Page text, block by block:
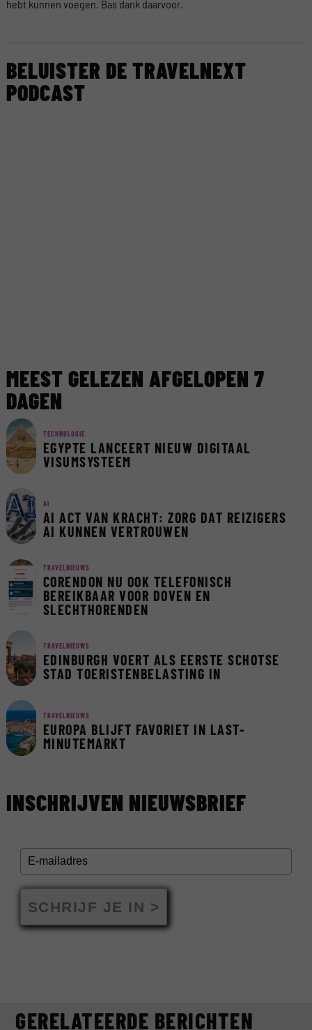
hebt kunnen voegen. Bas dank daarvoor.
BELUISTER DE TRAVELNEXT
PODCAST
MEEST GELEZEN AFGELOPEN 7
DAGEN
TECHNOLOGIE
EGYPTE LANCEERT NIEUW DIGITAAL
VISUMSYSTEEM
AI
AI ACT VAN KRACHT: ZORG DAT REIZIGERS
AI KUNNEN VERTROUWEN
TRAVELNIEUWS
CORENDON NU OOK TELEFONISCH
BEREIKBAAR VOOR DOVEN EN
SLECHTHORENDEN
TRAVELNIEUWS
EDINBURGH VOERT ALS EERSTE SCHOTSE
STAD TOERISTENBELASTING IN
TRAVELNIEUWS
EUROPA BLIJFT FAVORIET IN LAST-
MINUTEMARKT
INSCHRIJVEN NIEUWSBRIEF
SCHRIJF JE IN >
GERELATEERDE BERICHTEN